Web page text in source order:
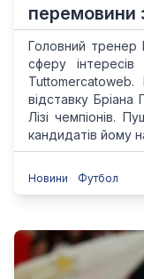
перемовини
Головний
сферу
Tuttomercatoweb.
відставку Бріана
Лізі чемпіонів.
кандидатів йому
Новини Футбол